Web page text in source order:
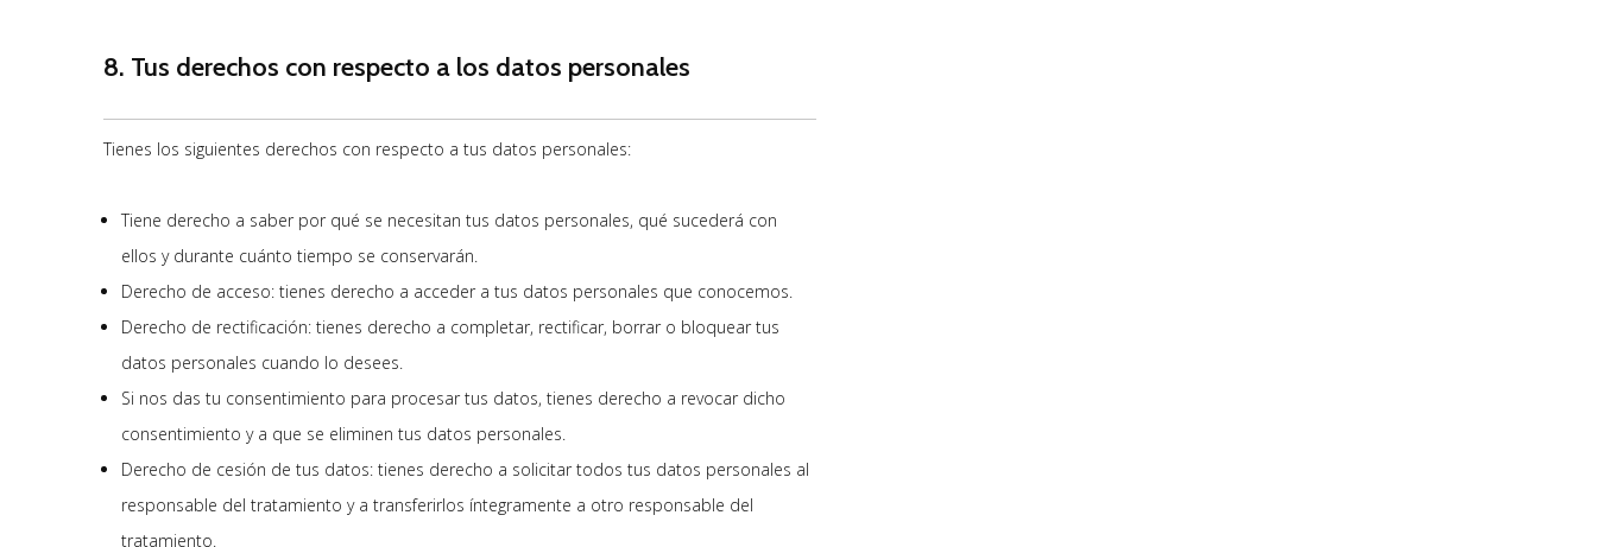
8. Tus derechos con respecto a los datos personales
Tienes los siguientes derechos con respecto a tus datos personales:
Tiene derecho a saber por qué se necesitan tus datos personales, qué sucederá con
ellos y durante cuánto tiempo se conservarán.
Derecho de acceso: tienes derecho a acceder a tus datos personales que conocemos.
Derecho de rectificación: tienes derecho a completar, rectificar, borrar o bloquear tus
datos personales cuando lo desees.
Si nos das tu consentimiento para procesar tus datos, tienes derecho a revocar dicho
consentimiento y a que se eliminen tus datos personales.
Derecho de cesión de tus datos: tienes derecho a solicitar todos tus datos personales al
responsable del tratamiento y a transferirlos íntegramente a otro responsable del
tratamiento.